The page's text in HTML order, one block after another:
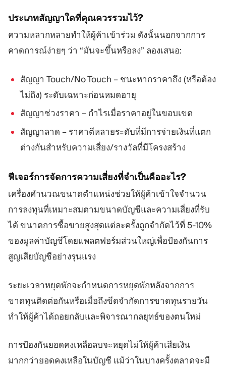
ประเภทสัญญาใดที่คุณควรรวมไว้?
ความหลากหลายทำให้ผู้ค้าเข้าร่วม ดังนั้นนอกจากการ
คาดการณ์ง่ายๆ ว่า “มันจะขึ้นหรือลง” ลองเสนอ:
สัญญา Touch/No Touch – ชนะหากราคาถึง (หรือต้อง
ไม่ถึง) ระดับเฉพาะก่อนหมดอายุ
สัญญาช่วงราคา – กำไรเมื่อราคาอยู่ในขอบเขต
สัญญาลาด – ราคาตีหลายระดับที่มีการจ่ายเงินที่แตก
ต่างกันสำหรับความเสี่ยง/รางวัลที่มีโครงสร้าง
ฟีเจอร์การจัดการความเสี่ยงที่จำเป็นคืออะไร?
เครื่องคำนวณขนาดตำแหน่งช่วยให้ผู้ค้าเข้าใจจำนวน
การลงทุนที่เหมาะสมตามขนาดบัญชีและความเสี่ยงที่รับ
ได้ ขนาดการซื้อขายสูงสุดแต่ละครั้งถูกจำกัดไว้ที่ 5-10%
ของมูลค่าบัญชีโดยแพลตฟอร์มส่วนใหญ่เพื่อป้องกันการ
สูญเสียบัญชีอย่างรุนแรง
ระยะเวลาหยุดพักจะกำหนดการหยุดพักหลังจากการ
ขาดทุนติดต่อกันหรือเมื่อถึงขีดจำกัดการขาดทุนรายวัน
ทำให้ผู้ค้าได้ถอยกลับและพิจารณากลยุทธ์ของตนใหม่
การป้องกันยอดคงเหลือลบจะหยุดไม่ให้ผู้ค้าเสียเงิน
มากกว่ายอดคงเหลือในบัญชี แม้ว่าในบางครั้งตลาดจะมี